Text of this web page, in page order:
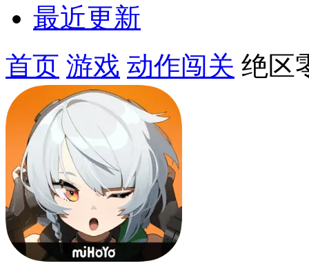
最近更新
首页 游戏 动作闯关 绝区